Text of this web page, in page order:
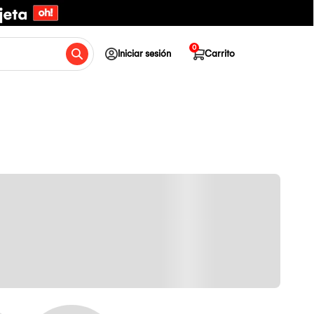
Iniciar sesión Carrito
0